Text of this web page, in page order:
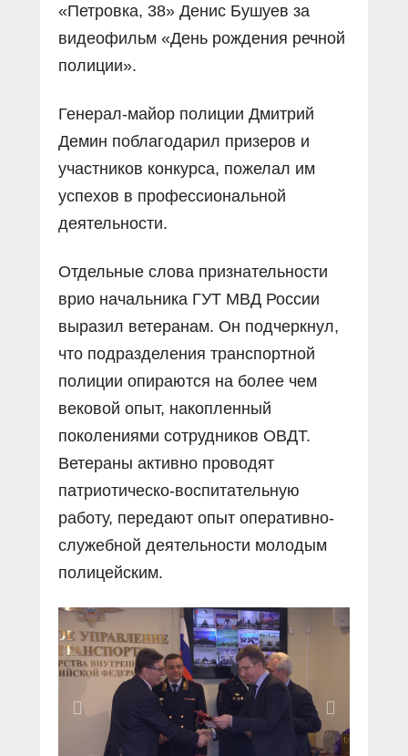
«Петровка, 38» Денис Бушуев за
видеофильм «День рождения речной
полиции».
Генерал-майор полиции Дмитрий
Демин поблагодарил призеров и
участников конкурса, пожелал им
успехов в профессиональной
деятельности.
Отдельные слова признательности
врио начальника ГУТ МВД России
выразил ветеранам. Он подчеркнул,
что подразделения транспортной
полиции опираются на более чем
вековой опыт, накопленный
поколениями сотрудников ОВДТ.
Ветераны активно проводят
патриотическо-воспитательную
работу, передают опыт оперативно-
служебной деятельности молодым
полицейским.